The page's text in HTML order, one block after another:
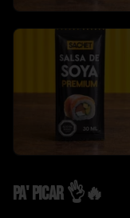
Pa' Picar 👌🔥